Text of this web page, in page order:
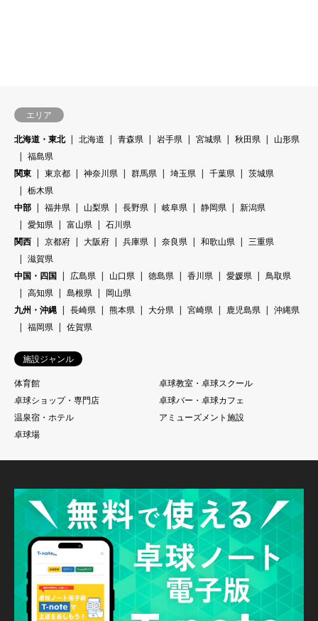
エリア
北海道・東北
北海道 青森県 岩手県 宮城県 秋田県
山形県
福島県
関東
東京都 神奈川県 群馬県 埼玉県 千葉県
茨城県
栃木県
中部
福井県 山梨県 長野県 岐阜県 静岡県
新潟県
愛知県
富山県
石川県
関西
京都府 大阪府 兵庫県 奈良県 和歌山県
三重県
滋賀県
中国・四国
広島県 山口県 徳島県 香川県 愛媛県
鳥取県
高知県
島根県
岡山県
九州・沖縄
長崎県 熊本県 大分県 宮崎県 鹿児島県
沖縄県
福岡県
佐賀県
施設ジャンル
体育館
卓球教室・卓球スクール
卓球ショップ・専門店
卓球バー・卓球カフェ
温泉宿・ホテル
アミューズメント施設
卓球場